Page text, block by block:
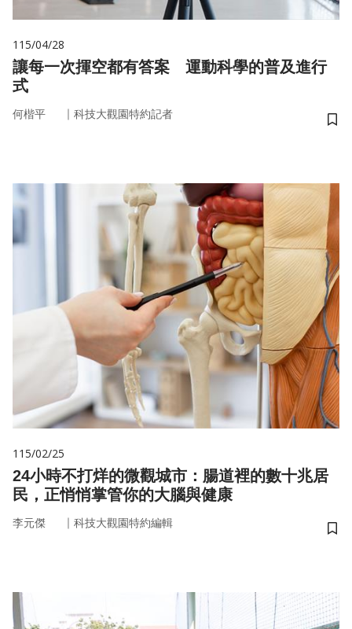
115/04/28
讓每一次揮空都有答案 運動科學的普及進行
式
何楷平 ｜ 科技大觀園特約記者
儲
115/02/25
24小時不打烊的微觀城市：腸道裡的數十兆居
民，正悄悄掌管你的大腦與健康
李元傑 ｜ 科技大觀園特約編輯
儲